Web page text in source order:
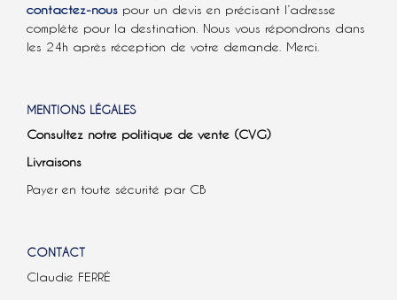
contactez-nous pour un devis en précisant l’adresse
complète pour la destination. Nous vous répondrons dans
les 24h après réception de votre demande. Merci.
MENTIONS LÉGALES
Consultez notre politique de vente (CVG)
Livraisons
Payer en toute sécurité par CB
CONTACT
Claudie FERRÉ